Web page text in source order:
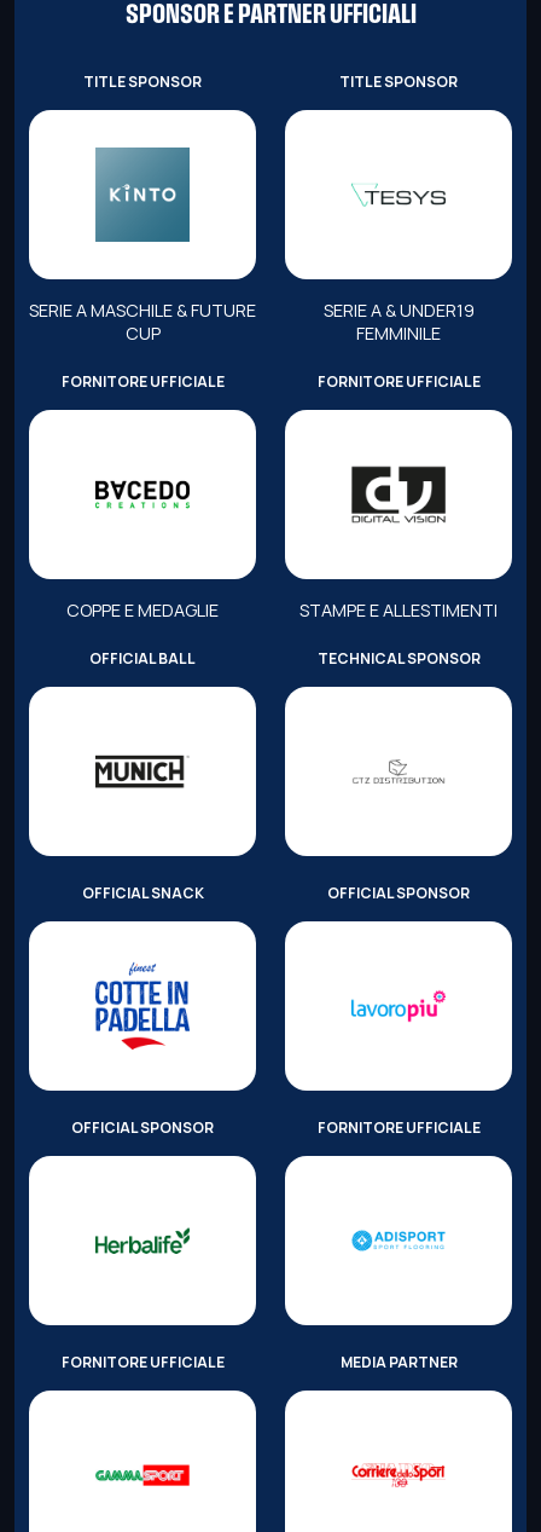
SPONSOR E PARTNER UFFICIALI
TITLE SPONSOR
SERIE A MASCHILE & FUTURE
CUP
TITLE SPONSOR
SERIE A & UNDER19
FEMMINILE
FORNITORE UFFICIALE
COPPE E MEDAGLIE
FORNITORE UFFICIALE
STAMPE E ALLESTIMENTI
OFFICIAL BALL TECHNICAL SPONSOR
OFFICIAL SNACK OFFICIAL SPONSOR
OFFICIAL SPONSOR FORNITORE UFFICIALE
FORNITORE UFFICIALE MEDIA PARTNER